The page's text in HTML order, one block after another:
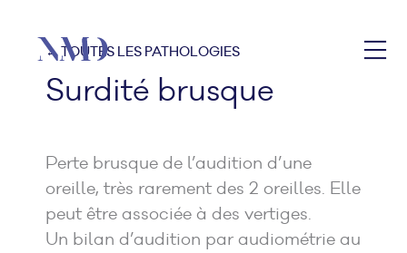
← TOUTES LES PATHOLOGIES
Surdité brusque
Perte brusque de l’audition d’une
oreille, très rarement des 2 oreilles. Elle
peut être associée à des vertiges.
Un bilan d’audition par audiométrie au